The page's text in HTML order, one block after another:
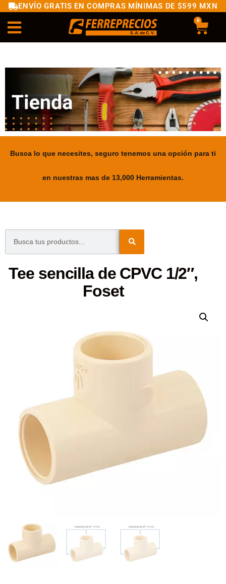
ENVÍO GRATIS EN COMPRAS MÍNIMAS DE $599 MXN
0
Busca lo que necesites, seguro tenemos una opción para ti
en nuestras mas de 13,000 Herramientas.
Tee sencilla de CPVC 1/2″,
Foset